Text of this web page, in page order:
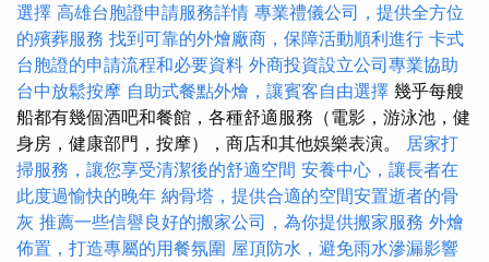
選擇 高雄台胞證申請服務詳情 專業禮儀公司，提供全方位
的殯葬服務 找到可靠的外燴廠商，保障活動順利進行 卡式
台胞證的申請流程和必要資料 外商投資設立公司專業協助
台中放鬆按摩 自助式餐點外燴，讓賓客自由選擇 幾乎每艘
船都有幾個酒吧和餐館，各種舒適服務（電影，游泳池，健
身房，健康部門，按摩），商店和其他娛樂表演。 居家打
掃服務，讓您享受清潔後的舒適空間 安養中心，讓長者在
此度過愉快的晚年 納骨塔，提供合適的空間安置逝者的骨
灰 推薦一些信譽良好的搬家公司，為你提供搬家服務 外燴
佈置，打造專屬的用餐氛圍 屋頂防水，避免雨水滲漏影響